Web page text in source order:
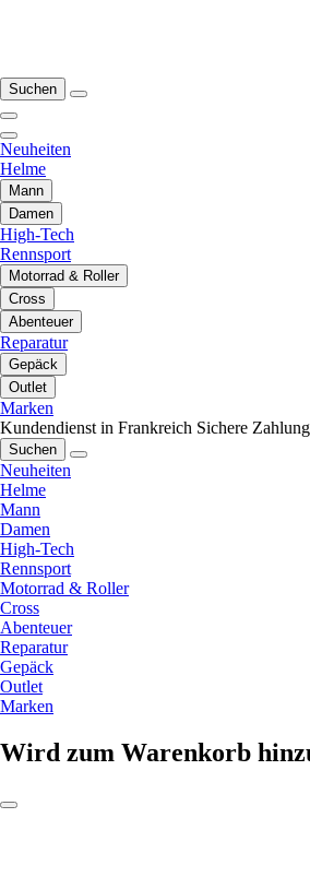
Suchen
Neuheiten
Helme
Mann
Damen
High-Tech
Rennsport
Motorrad & Roller
Cross
Abenteuer
Reparatur
Gepäck
Outlet
Marken
Kundendienst in Frankreich Sichere Zahlung
Suchen
Neuheiten
Helme
Mann
Damen
High-Tech
Rennsport
Motorrad & Roller
Cross
Abenteuer
Reparatur
Gepäck
Outlet
Marken
Wird zum Warenkorb